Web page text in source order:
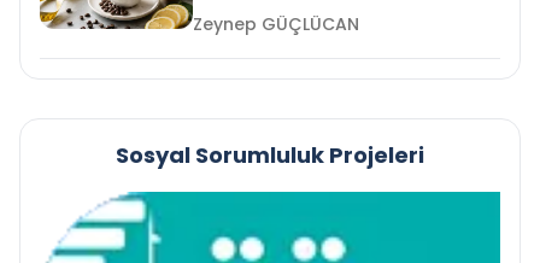
Zeynep GÜÇLÜCAN
Sosyal Sorumluluk Projeleri